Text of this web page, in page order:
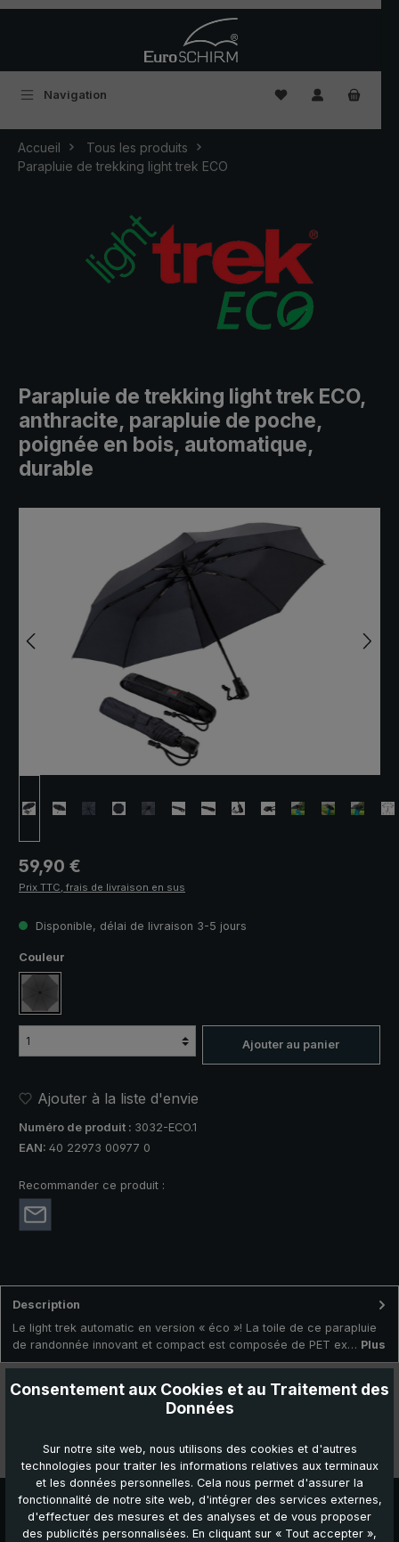
Navigation Vous avez 0
Accueil
Tous les produits
Parapluie de trekking light trek ECO
Parapluie de trekking light trek ECO,
anthracite, parapluie de poche,
poignée en bois, automatique,
durable
Prix régulier :
59,90 €
Prix TTC, frais de livraison en sus
Disponible, délai de livraison 3-5 jours
Sélectionnez
Couleur
anthracite
Ajouter au panier
Ajouter à la liste d'envie
Numéro de produit : 3032-ECO.1
EAN: 40 22973 00977 0
Recommander ce produit :
Description
Le light trek automatic en version « éco »! La toile de ce parapluie
de randonnée innovant et compact est composée de PET ex… Plus
Données techniques
Consentement aux Cookies et au Traitement des
Données
Sur notre site web, nous utilisons des cookies et d'autres
technologies pour traiter les informations relatives aux terminaux
et les données personnelles. Cela nous permet d'assurer la
fonctionnalité de notre site web, d'intégrer des services externes,
d'effectuer des mesures et des analyses et de vous proposer
des publicités personnalisées. En cliquant sur « Tout accepter »,